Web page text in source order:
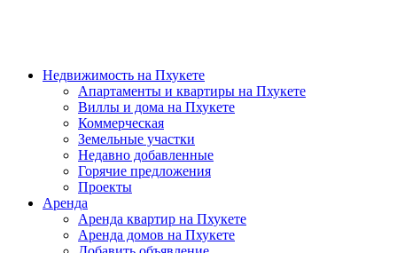
Недвижимость на Пхукете
Апартаменты и квартиры на Пхукете
Виллы и дома на Пхукете
Коммерческая
Земельные участки
Недавно добавленные
Горячие предложения
Проекты
Аренда
Аренда квартир на Пхукете
Аренда домов на Пхукете